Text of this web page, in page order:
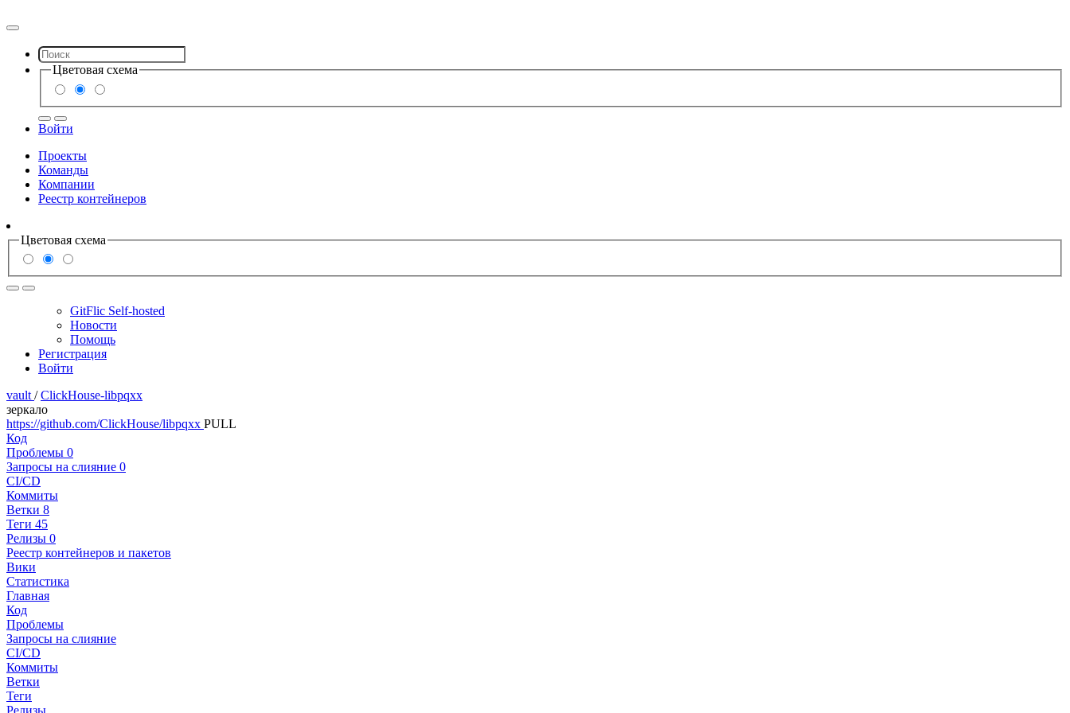
Цветовая схема
Войти
Проекты
Команды
Компании
Реестр контейнеров
Цветовая схема
GitFlic Self-hosted
Новости
Помощь
Регистрация
Войти
vault / ClickHouse-libpqxx
зеркало
https://github.com/ClickHouse/libpqxx PULL
Код
Проблемы 0
Запросы на слияние 0
CI/CD
Коммиты
Ветки 8
Теги 45
Релизы 0
Реестр контейнеров и пакетов
Вики
Статистика
Главная
Код
Проблемы
Запросы на слияние
CI/CD
Коммиты
Ветки
Теги